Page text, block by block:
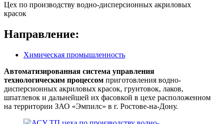
Цех по производству водно-дисперсионных акриловых
красок
Направление:
Химическая промышленность
Автоматизированная система управления
технологическим процессом приготовления водно-
дисперсионных акриловых красок, грунтовок, лаков,
шпатлевок и дальнейшей их фасовкой в цехе расположенном
на территории ЗАО «Эмпилс» в г. Ростове-на-Дону.